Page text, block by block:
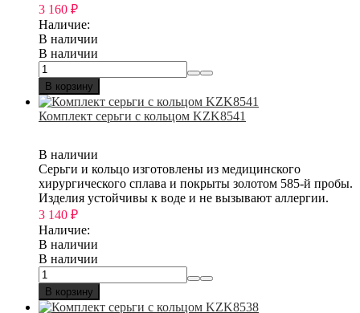
3 160 ₽
Наличие:
В наличии
В наличии
В корзину
Комплект серьги с кольцом KZK8541
В наличии
Серьги и кольцо изготовлены из медицинского
хирургического сплава и покрыты золотом 585-й пробы.
Изделия устойчивы к воде и не вызывают аллергии.
3 140 ₽
Наличие:
В наличии
В наличии
В корзину